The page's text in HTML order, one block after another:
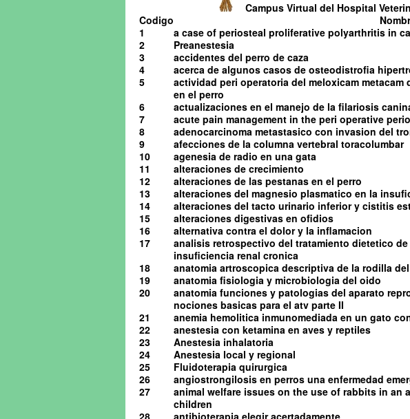
Campus Virtual del Hospital
Codigo
1
a case of periosteal proliferative polyarthritis in
2
Preanestesia
3
accidentes del perro de caza
4
acerca de algunos casos de osteodistrofia
5
actividad peri operatoria del meloxicam
en el perro
6
actualizaciones en el manejo de la filariosis
7
acute pain management in the peri operative
8
adenocarcinoma metastasico con invasion del
9
afecciones de la columna vertebral toracolumbar
10
agenesia de radio en una gata
11
alteraciones de crecimiento
12
alteraciones de las pestanas en el perro
13
alteraciones del magnesio plasmatico en la
14
alteraciones del tacto urinario inferior y cistitis
15
alteraciones digestivas en ofidios
16
alternativa contra el dolor y la inflamacion
17
analisis retrospectivo del tratamiento dietetico
insuficiencia renal cronica
18
anatomia artroscopica descriptiva de la rodilla
19
anatomia fisiologia y microbiologia del oido
20
anatomia funciones y patologias del aparato
nociones basicas para el atv parte II
21
anemia hemolitica inmunomediada en un gato
22
anestesia con ketamina en aves y reptiles
23
Anestesia inhalatoria
24
Anestesia local y regional
25
Fluidoterapia quirurgica
26
angiostrongilosis en perros una enfermedad
27
animal welfare issues on the use of rabbits in an
children